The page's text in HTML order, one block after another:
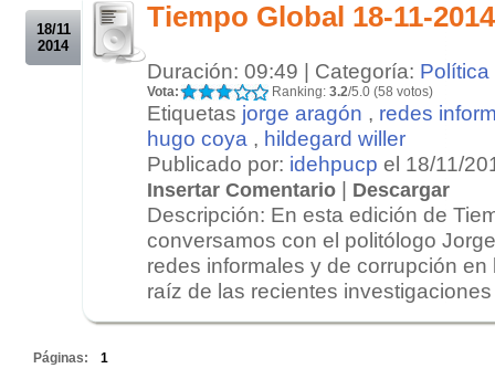
18/11
2014
Tiempo Global 18-11-2014
Duración: 09:49 | Categoría: Política
Vota: Ranking: 3.2/5.0 (58 votos)
Etiquetas jorge aragón , redes
hugo coya , hildegard willer
Publicado por: idehpucp el 18/11/
Insertar Comentario | Descargar
Descripción: En esta edición de
conversamos con el politólogo
redes informales y de corrupción
raíz de las recientes
Páginas: 1